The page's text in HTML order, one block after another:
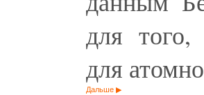
для того,
для
Дальше